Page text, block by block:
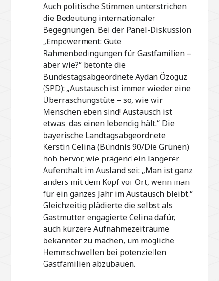
Auch politische Stimmen unterstrichen
die Bedeutung internationaler
Begegnungen. Bei der Panel-Diskussion
„Empowerment: Gute
Rahmenbedingungen für Gastfamilien –
aber wie?“ betonte die
Bundestagsabgeordnete Aydan Özoguz
(SPD): „Austausch ist immer wieder eine
Überraschungstüte – so, wie wir
Menschen eben sind! Austausch ist
etwas, das einen lebendig hält.“ Die
bayerische Landtagsabgeordnete
Kerstin Celina (Bündnis 90/Die Grünen)
hob hervor, wie prägend ein längerer
Aufenthalt im Ausland sei: „Man ist ganz
anders mit dem Kopf vor Ort, wenn man
für ein ganzes Jahr im Austausch bleibt.“
Gleichzeitig plädierte die selbst als
Gastmutter engagierte Celina dafür,
auch kürzere Aufnahmezeiträume
bekannter zu machen, um mögliche
Hemmschwellen bei potenziellen
Gastfamilien abzubauen.